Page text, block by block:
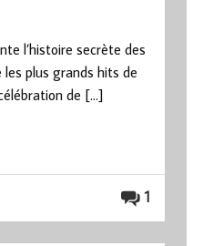
l’histoire secrète des
plus grands hits de
de […]
1